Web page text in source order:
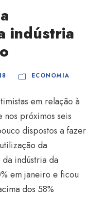
indústria
ECONOMIA
em relação à
próximos seis
dispostos a fazer
da
indústria da
em janeiro e ficou
dos 58%